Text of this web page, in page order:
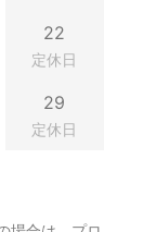
22
定休日
29
定休日